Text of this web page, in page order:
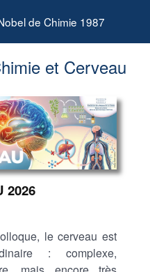
de Chimie 1987
et Cerveau
2026
le cerveau est
: complexe,